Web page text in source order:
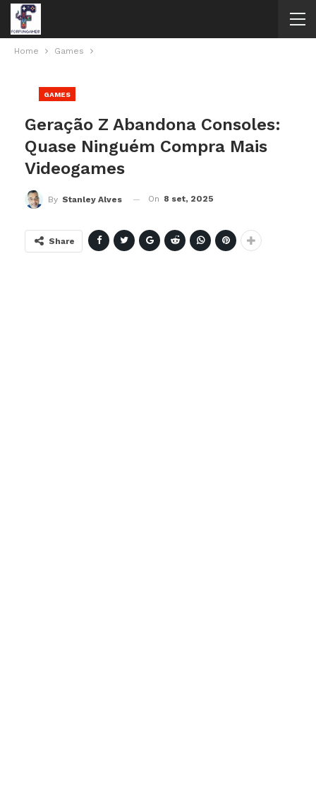
Home Games
GAMES
Geração Z Abandona Consoles:
Quase Ninguém Compra Mais
Videogames
By Stanley Alves On 8 set, 2025
Share